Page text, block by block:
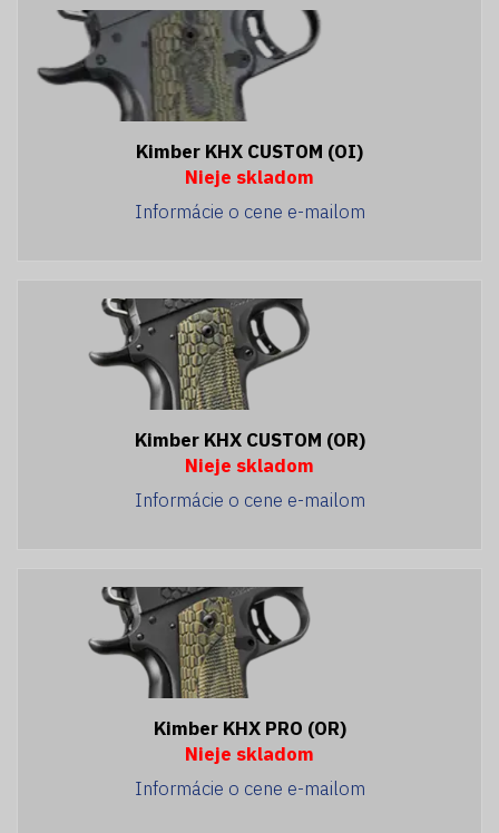
Kimber KHX CUSTOM (OI)
Nieje skladom
Informácie o cene e-mailom
Kimber KHX CUSTOM (OR)
Nieje skladom
Informácie o cene e-mailom
Kimber KHX PRO (OR)
Nieje skladom
Informácie o cene e-mailom